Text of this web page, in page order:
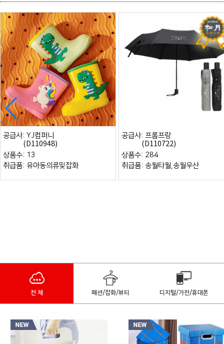
공급사: 프롬프랑
(D110722)
상품수: 284
취급품: 송월타월,송월우산
공급사: 루나루체
(D110392)
상품수: 433
취급품: 패션잡화,
전 체 패션/잡화/뷰티 디지털/가전/휴대폰